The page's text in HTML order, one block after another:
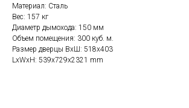
Материал: Сталь
Вес: 157 кг
Диаметр дымохода: 150 мм
Объем помещения: 300 куб. м.
Размер дверцы ВхШ: 518х403
LxWxH: 539x729x2321 mm